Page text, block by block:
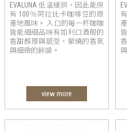
EVALUNA 低溫緩烘，因此能保
有 100％阿拉比卡咖啡豆的原
產地風味。 入口的毎一杯咖咖
皆能細細品味有如利口酒般的
香甜醇厚與感受，縈繞的香氣
與細緻的餘韻。
view more